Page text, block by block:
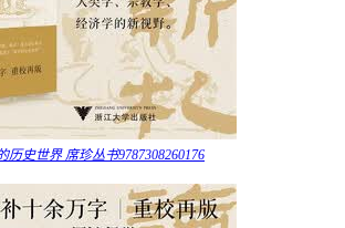
史世界 席珍丛书9787308260176